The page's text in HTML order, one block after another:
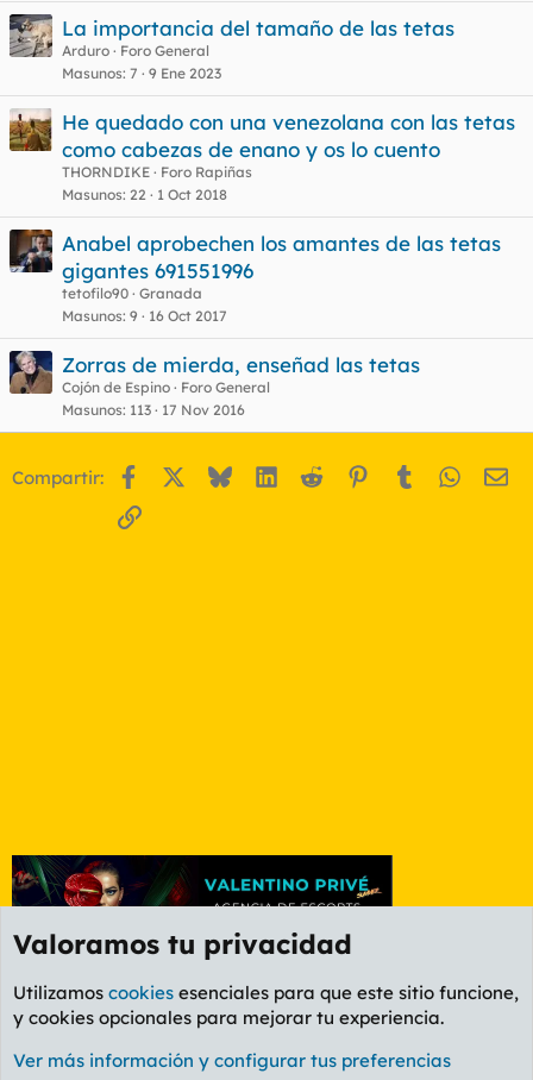
La importancia del tamaño de las tetas
Arduro
Foro General
Masunos 7 9 Ene 2023
He quedado con una venezolana con las tetas
como cabezas de enano y os lo cuento
THORNDIKE
Foro Rapiñas
Masunos 22 1 Oct 2018
Anabel aprobechen los amantes de las tetas
gigantes 691551996
tetofilo90 Granada
Masunos 9 16 Oct 2017
Zorras de mierda, enseñad las tetas
Cojón de Espino
Foro General
Masunos 113 17 Nov 2016
Compartir: Facebook BlueskyLinkedIn
Reddit Pinterest
Tumblr
Enlace
Foro General
Cookies PL OLDSTYLE AMARILLO
Valoramos tu privacidad
Utilizamos cookies esenciales para que este sitio funcione,
y cookies opcionales para mejorar tu experiencia.
Ver más información y configurar tus preferencias